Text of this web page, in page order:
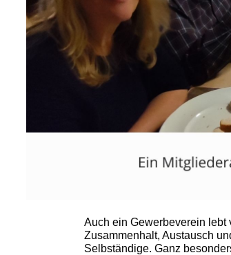
Auch ein Gewerbeverein lebt
Zusammenhalt, Austausch
Selbständige. Ganz